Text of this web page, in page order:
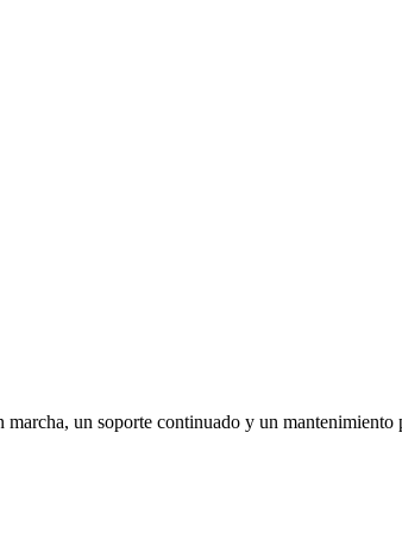
marcha, un soporte continuado y un mantenimiento